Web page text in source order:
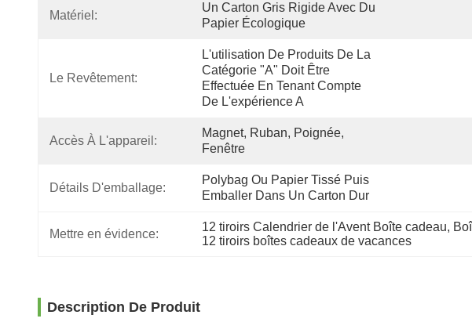
Matériel:
Un Carton Gris Rigide Avec Du
Papier Écologique
Le Revêtement:
L'utilisation De Produits De La
Catégorie "A" Doit Être
Effectuée En Tenant Compte
De L'expérience A
Accès À L'appareil:
Magnet, Ruban, Poignée,
Fenêtre
Détails D'emballage:
Polybag Ou Papier Tissé Puis
Emballer Dans Un Carton Dur
Mettre en évidence:
12 tiroirs Calendrier de l'Avent Boîte cadeau,
12 tiroirs boîtes cadeaux de vacances
Description De Produit